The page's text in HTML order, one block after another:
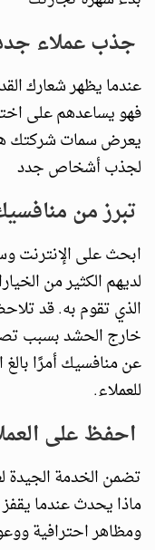
جذب عملاء
عندما يظهر شعارك
فهو يساعدهم على
يعرض سمات شركتك
لجذب أشخاص جدد
تبرز من
ابحث على الإنترنت
لديهم الكثير من
الذي تقوم به. قد
خارج الحشد بسبب
عن منافسيك أمرًا
للعملاء.
احفظ على
تضمن الخدمة الجيدة
ماذا يحدث عندما
ومظاهر احترافية